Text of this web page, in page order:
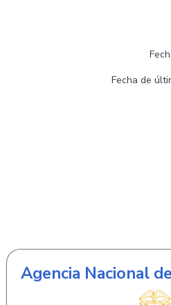
Fecha de
Agencia Nacional